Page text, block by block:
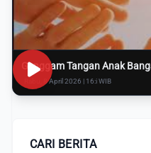
Genggam Tangan Anak
Rabu, 8 April 2026 | 16:i WIB
CARI BERITA